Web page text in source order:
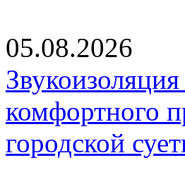
05.08.2026
комфортного
городской